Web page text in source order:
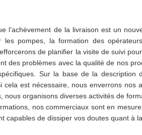
de la livraison est un
pompes, la formation des
de planifier la visite de suivi
des problèmes avec la qualité de nos
Sur la base de la description
est nécessaire, nous enverrons
organisons diverses activités de
nos commerciaux sont en
de dissiper vos doutes quant à